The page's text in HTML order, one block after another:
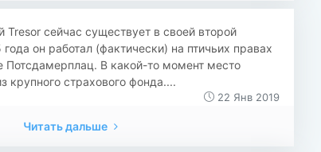
Tresor сейчас существует в своей второй
он работал (фактически) на птичьих правах
Потсдамерплац. В какой-то момент место
крупного страхового фонда....
22 Янв 2019
Читать дальше